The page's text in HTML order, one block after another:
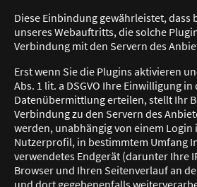
Diese Einbindung gewährleistet, dass
unseres Webauftritts, die solche
Verbindung mit den Servern des
Erst wenn Sie die Plugins aktivieren
Abs. 1 lit. a DSGVO Ihre Einwilligung in
Datenübermittlung erteilen, stellt Ihr
Verbindung zu den Servern des
werden, unabhängig von einem
Nutzerprofil, in bestimmtem Umfang
verwendetes Endgerät (darunter Ihre
Browser und Ihren Seitenverlauf an
und dort gegebenenfalls